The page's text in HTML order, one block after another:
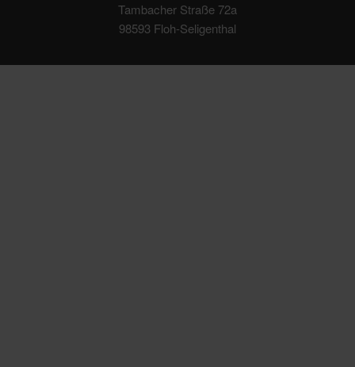
Tambacher Straße 72a
98593 Floh-Seligenthal